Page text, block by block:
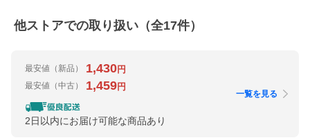
他ストアでの取り扱い（全17件）
最安値 （新品） 1,430円
最安値 （中古） 1,459円
2日以内にお届け可能な商品あり
一覧を見る